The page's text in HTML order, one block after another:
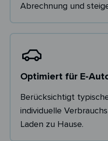
Abrechnung und
Optimiert für E-
Berücksichtigt
individuelle
Laden zu Hause.